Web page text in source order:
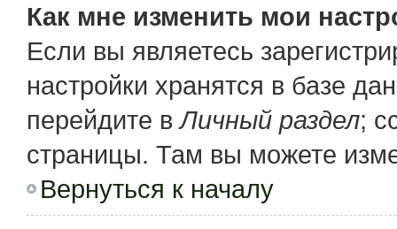
Как мне изменить мои
Если вы являетесь
настройки хранятся в базе
перейдите вЛичный раздел;
страницы. Там вы можете
Вернуться к началу